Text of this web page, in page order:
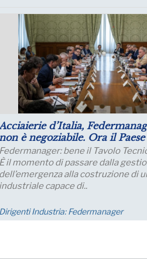
migliorano le
Le aspettative delle grandi
migliorano a luglio, con un aumento
imprese che prevede una crescita
nei..
Economia